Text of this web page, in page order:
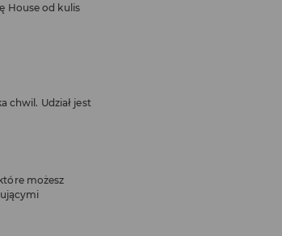
House od kulis
chwil. Udział jest
możesz